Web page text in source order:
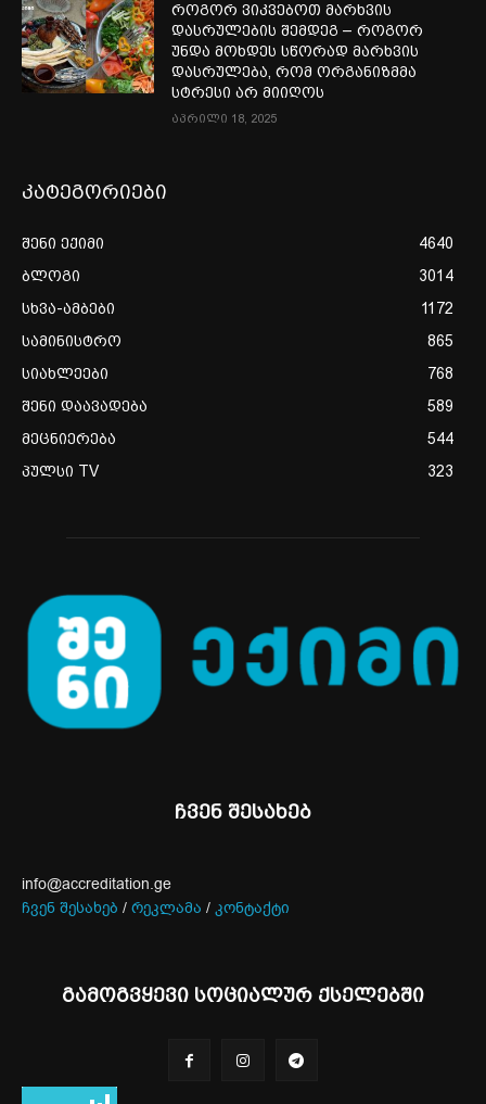
როგორ ვიკვებოთ მარხვის
დასრულების შემდეგ – როგორ
უნდა მოხდეს სწორად მარხვის
დასრულება, რომ ორგანიზმმა
სტრესი არ მიიღოს
აპრილი 18, 2025
კატეგორიები
შენი ექიმი
4640
ბლოგი
3014
სხვა-ამბები
1172
სამინისტრო
865
სიახლეები
768
შენი დაავადება
589
მეცნიერება
544
პულსი TV
323
ჩვენ შესახებ
info@accreditation.ge
ჩვენ შესახებ / რეკლამა / კონტაქტი
გამოგვყევი სოციალურ ქსელებში